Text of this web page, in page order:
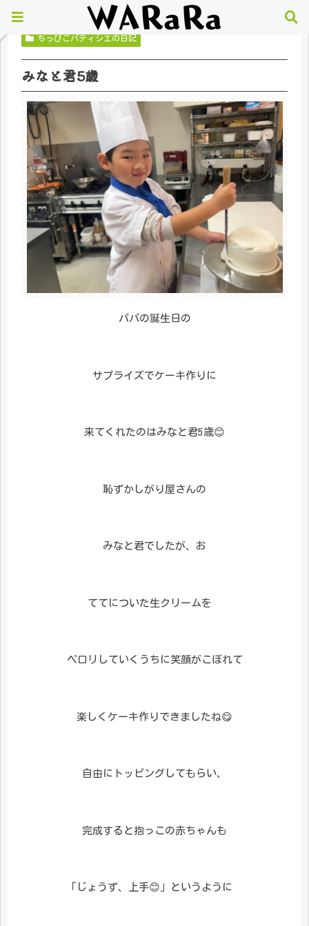
ちっびこパティシエの日記
みなと君5歳
パパの誕生日の
サプライズでケーキ作りに
来てくれたのはみなと君5歳😊
恥ずかしがり屋さんの
みなと君でしたが、お
ててについた生クリームを
ペロリしていくうちに笑顔がこぼれて
楽しくケーキ作りできましたね😋
自由にトッピングしてもらい、
完成すると抱っこの赤ちゃんも
「じょうず、上手😊」というように